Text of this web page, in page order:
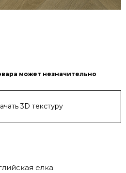
может незначительно
3D текстуру
ёлка